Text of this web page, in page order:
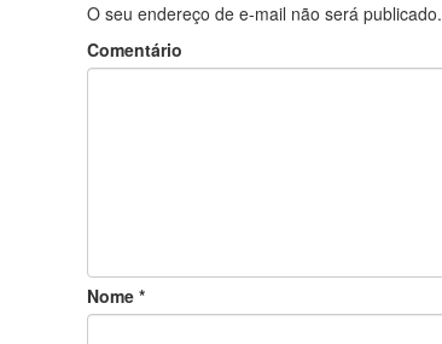
O seu endereço de e-mail não será publicado.
Comentário
Nome *